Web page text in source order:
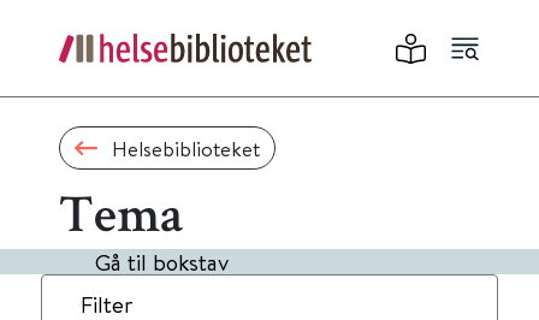
Helsebiblioteket
Tema
Gå til bokstav
Filter